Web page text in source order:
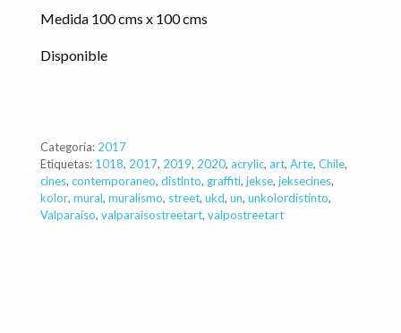
Medida 100 cms x 100 cms
Disponible
Categoría: 2017
Etiquetas: 1018, 2017, 2019, 2020, acrylic, art, Arte, Chile,
cines, contemporaneo, distinto, graffiti, jekse, jeksecines,
kolor, mural, muralismo, street, ukd, un, unkolordistinto,
Valparaíso, valparaisostreetart, valpostreetart